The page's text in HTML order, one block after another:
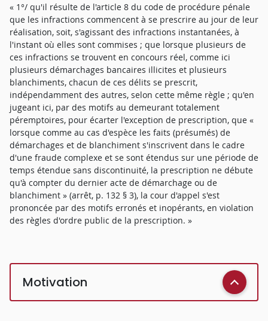
« 1°/ qu'il résulte de l'article 8 du code de procédure pénale
que les infractions commencent à se prescrire au jour de leur
réalisation, soit, s'agissant des infractions instantanées, à
l'instant où elles sont commises ; que lorsque plusieurs de
ces infractions se trouvent en concours réel, comme ici
plusieurs démarchages bancaires illicites et plusieurs
blanchiments, chacun de ces délits se prescrit,
indépendamment des autres, selon cette même règle ; qu'en
jugeant ici, par des motifs au demeurant totalement
péremptoires, pour écarter l'exception de prescription, que «
lorsque comme au cas d'espèce les faits (présumés) de
démarchages et de blanchiment s'inscrivent dans le cadre
d'une fraude complexe et se sont étendus sur une période de
temps étendue sans discontinuité, la prescription ne débute
qu'à compter du dernier acte de démarchage ou de
blanchiment » (arrêt, p. 132 § 3), la cour d'appel s'est
prononcée par des motifs erronés et inopérants, en violation
des règles d'ordre public de la prescription. »
Motivation